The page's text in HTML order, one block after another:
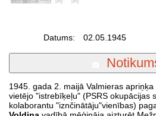
Datums:
02.05.1945
1945. gada 2. maijā Valmieras
vietējo "istrebīķeļu" (PSRS okupācijas
kolaborantu "iznčinātāju"vienības)